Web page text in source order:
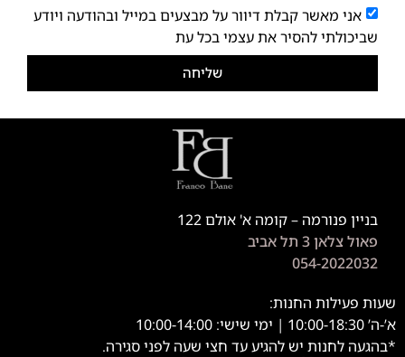
אני מאשר קבלת דיוור על מבצעים במייל ובהודעה ויודע
שביכולתי להסיר את עצמי בכל עת
שליחה
בניין פנורמה – קומה א' אולם 122
פאול צלאן 3 תל אביב
054-2022032
שעות פעילות החנות:
א’-ה’ 10:00-18:30 | ימי שישי: 10:00-14:00
*בהגעה לחנות יש להגיע עד חצי שעה לפני סגירה.